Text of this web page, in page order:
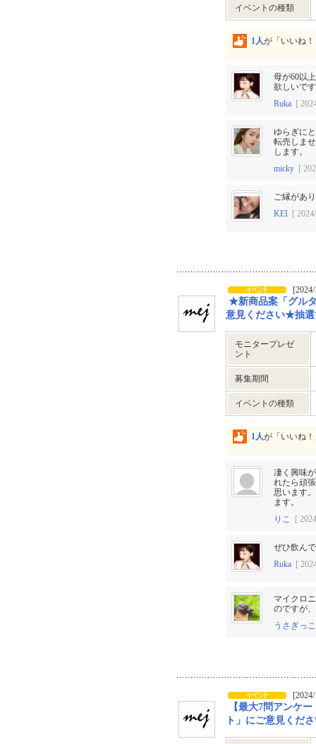
イベントの種類
1人が「いいね
母が60以
欲しいで
Ruka [
ゆらぎに
転売しま
します。
micky [
ご縁があ
KEI [
★新商品案「グル
意見ください★抽選
モニタープレゼ
ント
募集期間
イベントの種類
1人が「いいね
凄く興味
れたら頑
思います
ます。
りこ
[
ぜひ飲ん
Ruka [
マイクロ
のですが
うさぎっこ
【最大7問アンケ
ト」にご意見くだ